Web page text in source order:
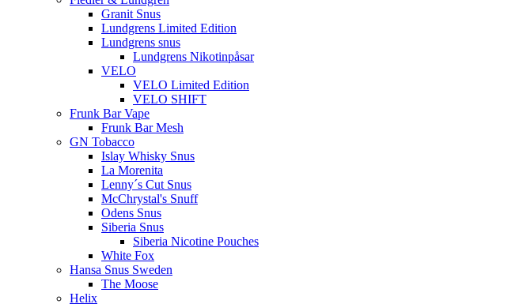
Granit Snus
Lundgrens Limited Edition
Lundgrens snus
Lundgrens Nikotinpåsar
VELO
VELO Limited Edition
VELO SHIFT
Frunk Bar Vape
Frunk Bar Mesh
GN Tobacco
Islay Whisky Snus
La Morenita
Lenny´s Cut Snus
McChrystal's Snuff
Odens Snus
Siberia Snus
Siberia Nicotine Pouches
White Fox
Hansa Snus Sweden
The Moose
Helix